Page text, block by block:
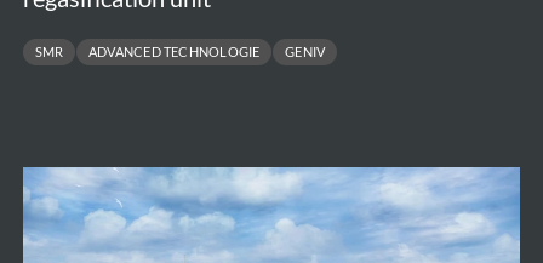
SMR ADVANCED TECHNOLOGIE GENIV
PALLAS
Multi-
Purpose